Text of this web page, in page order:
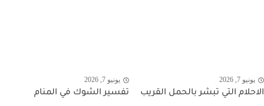
يونيو 7, 2026
الاحلام التي تبشر بالحمل القريب
يونيو 7, 2026
تفسير الشوك في المنام